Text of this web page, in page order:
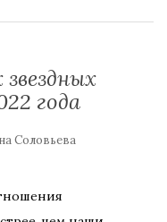
года
Соловьева